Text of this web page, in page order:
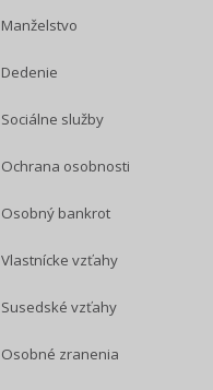
Manželstvo
Dedenie
Sociálne služby
Ochrana osobnosti
Osobný bankrot
Vlastnícke vzťahy
Susedské vzťahy
Osobné zranenia